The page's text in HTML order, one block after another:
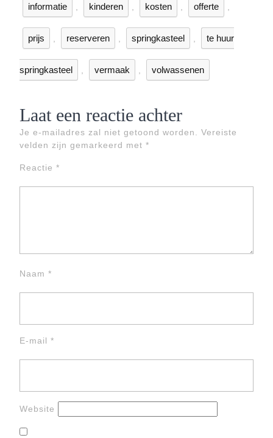
informatie kinderen kosten offerte
prijs reserveren springkasteel te huur
springkasteel vermaak volwassenen
Laat een reactie achter
Je e-mailadres zal niet getoond worden.
Vereiste
velden zijn gemarkeerd met *
Reactie *
Naam *
E-mail *
Website